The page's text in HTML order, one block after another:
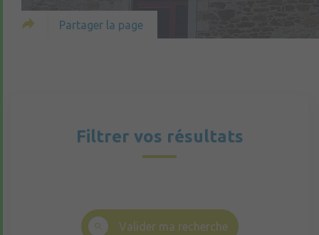
Partager la page
Filtrer vos résultats
Valider ma recherche